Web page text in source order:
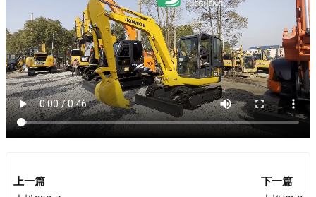
上一篇
下一篇